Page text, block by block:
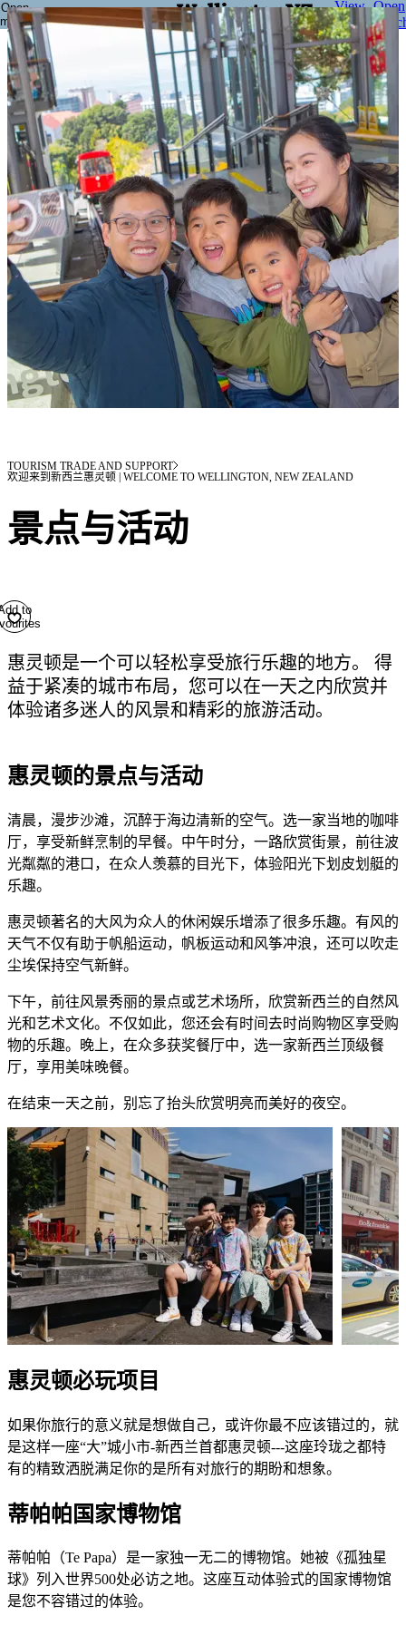
Open
menu
Go to section home
View
favourites
Open
TOURISM TRADE AND SUPPORT
欢迎来到新西兰惠灵顿 | WELCOME TO WELLINGTON, NEW ZEALAND
景点与活动
to
惠灵顿是一个可以轻松享受旅行乐趣的地方。 得
益于紧凑的城市布局，您可以在一天之内欣赏并
体验诸多迷人的风景和精彩的旅游活动。
惠灵顿的景点与活动
清晨，漫步沙滩，沉醉于海边清新的空气。选一家当地的咖啡
厅，享受新鲜烹制的早餐。中午时分，一路欣赏街景，前往波
光粼粼的港口，在众人羡慕的目光下，体验阳光下划皮划艇的
乐趣。
惠灵顿著名的大风为众人的休闲娱乐增添了很多乐趣。有风的
天气不仅有助于帆船运动，帆板运动和风筝冲浪，还可以吹走
尘埃保持空气新鲜。
下午，前往风景秀丽的景点或艺术场所，欣赏新西兰的自然风
光和艺术文化。不仅如此，您还会有时间去时尚购物区享受购
物的乐趣。晚上，在众多获奖餐厅中，选一家新西兰顶级餐
厅，享用美味晚餐。
在结束一天之前，别忘了抬头欣赏明亮而美好的夜空。
惠灵顿必玩项目
如果你旅行的意义就是想做自己，或许你最不应该错过的，就
是这样一座“大”城小市-新西兰首都惠灵顿---这座玲珑之都特
有的精致洒脱满足你的是所有对旅行的期盼和想象。
蒂帕帕国家博物馆
蒂帕帕（Te Papa）是一家独一无二的博物馆。她被《孤独星
球》列入世界500处必访之地。这座互动体验式的国家博物馆
是您不容错过的体验。